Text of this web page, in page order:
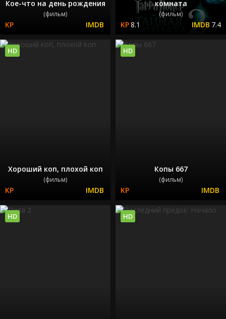
Кое-что на день рождения
(фильм)
комната
(фильм)
8.1 7.4
Хороший коп, плохой коп
(фильм)
HD
Копы 667
(фильм)
HD
HD HD